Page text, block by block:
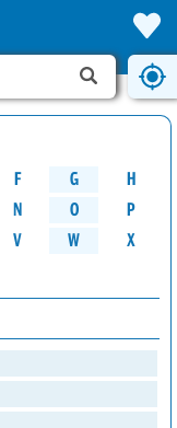
F G H
N O
P
V W X